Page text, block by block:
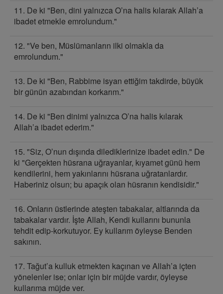
11. De ki "Ben, dini yalnızca O’na halis kılarak Allah’a
ibadet etmekle emrolundum."
12. "Ve ben, Müslümanların ilki olmakla da
emrolundum."
13. De ki "Ben, Rabbime isyan ettiğim takdirde, büyük
bir günün azabından korkarım."
14. De ki "Ben dinimi yalnızca O’na halis kılarak
Allah’a ibadet ederim."
15. "Siz, O’nun dışında dilediklerinize ibadet edin." De
ki "Gerçekten hüsrana uğrayanlar, kıyamet günü hem
kendilerini, hem yakınlarını hüsrana uğratanlardır.
Haberiniz olsun; bu apaçık olan hüsranın kendisidir."
16. Onların üstlerinde ateşten tabakalar, altlarında da
tabakalar vardır. İşte Allah, Kendi kullarını bununla
tehdit edip-korkutuyor. Ey kullarım öyleyse Benden
sakının.
17. Tağut’a kulluk etmekten kaçınan ve Allah’a içten
yönelenler ise; onlar için bir müjde vardır, öyleyse
kullarıma müjde ver.